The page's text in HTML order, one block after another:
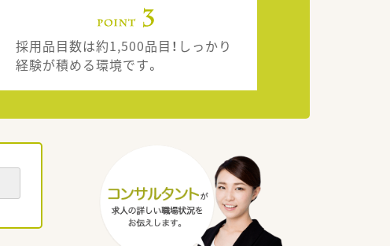
採用品目数は約1,500品目！しっかり
経験が積める環境です。